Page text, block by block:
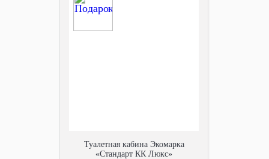
Туалетная кабина Экомарка
«Стандарт КК Люкс»